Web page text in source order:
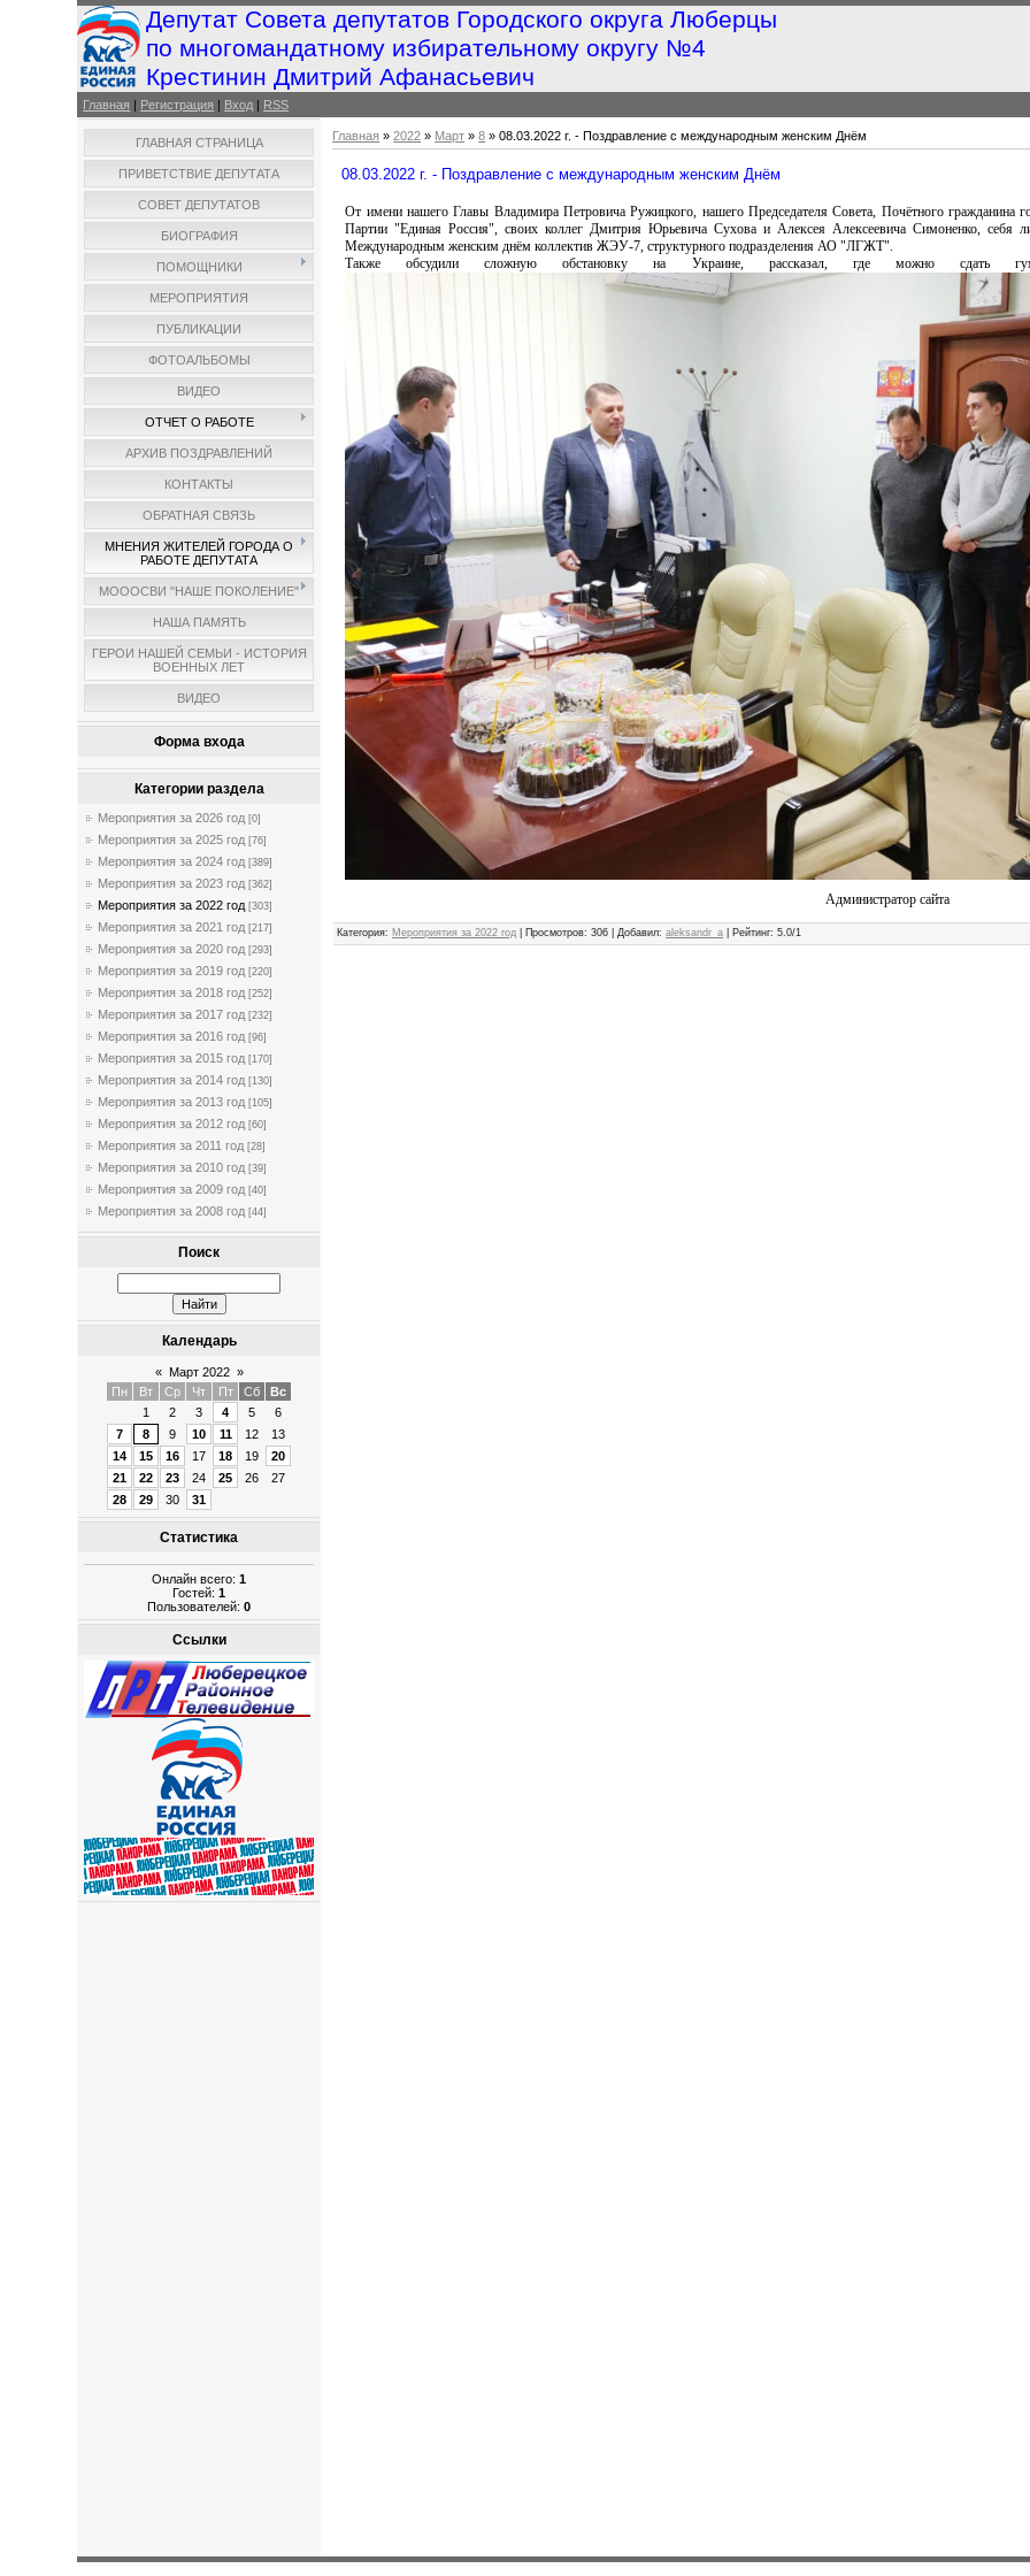
Депутат Совета депутатов Городского округа Люберцы
по многомандатному избирательному округу №4
Крестинин Дмитрий Афанасьевич
Главная | Регистрация | Вход | RSS
ГЛАВНАЯ СТРАНИЦА
ПРИВЕТСТВИЕ ДЕПУТАТА
СОВЕТ ДЕПУТАТОВ
БИОГРАФИЯ
ПОМОЩНИКИ
МЕРОПРИЯТИЯ
ПУБЛИКАЦИИ
ФОТОАЛЬБОМЫ
ВИДЕО
ОТЧЕТ О РАБОТЕ
АРХИВ ПОЗДРАВЛЕНИЙ
КОНТАКТЫ
ОБРАТНАЯ СВЯЗЬ
МНЕНИЯ ЖИТЕЛЕЙ ГОРОДА О
РАБОТЕ ДЕПУТАТА
МОООСВИ "НАШЕ ПОКОЛЕНИЕ"
НАША ПАМЯТЬ
ГЕРОИ НАШЕЙ СЕМЬИ - ИСТОРИЯ
ВОЕННЫХ ЛЕТ
ВИДЕО
Форма входа
Категории раздела
Мероприятия за 2026 год [0]
Мероприятия за 2025 год [76]
Мероприятия за 2024 год [389]
Мероприятия за 2023 год [362]
Мероприятия за 2022 год [303]
Мероприятия за 2021 год [217]
Мероприятия за 2020 год [293]
Мероприятия за 2019 год [220]
Мероприятия за 2018 год [252]
Мероприятия за 2017 год [232]
Мероприятия за 2016 год [96]
Мероприятия за 2015 год [170]
Мероприятия за 2014 год [130]
Мероприятия за 2013 год [105]
Мероприятия за 2012 год [60]
Мероприятия за 2011 год [28]
Мероприятия за 2010 год [39]
Мероприятия за 2009 год [40]
Мероприятия за 2008 год [44]
Поиск
Календарь
« Март 2022 »
Пн
Вт Ср Чт Пт Сб
Вс
1
2 3 4 5
6
7
8 9 10 11 12
13
14
15 16 17 18 19
20
21
22 23 24 25 26
27
28
29 30 31
Статистика
Онлайн всего:1
Гостей:1
Пользователей:0
Ссылки
Главная »2022 » Март » 8 » 08.03.2022 г. - Поздравление с международным женским Днём
08.03.2022 г. - Поздравление с международным женским Днём
От имени нашего Главы Владимира Петровича Ружицкого, нашего Председателя Совета, Почётного гражданина
Партии "Единая Россия", своих коллег Дмитрия Юрьевича Сухова и Алексея Алексеевича Симоненко, себя
Международным женским днём коллектив ЖЭУ-7, структурного подразделения АО "ЛГЖТ".
Также обсудили сложную обстановку на Украине, рассказал, где можно
Администратор сайта
Категория: Мероприятия за 2022 год Просмотров: 306 | Добавил:aleksandr_a Рейтинг:5.0/1